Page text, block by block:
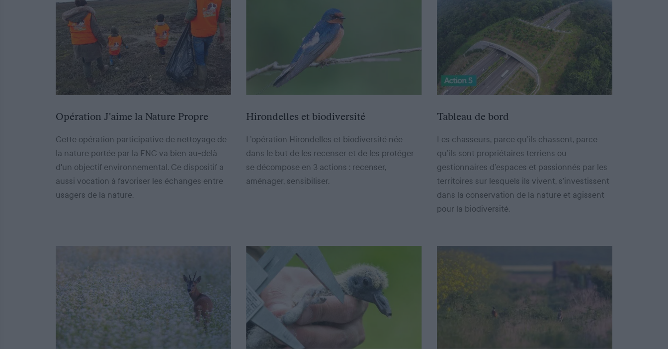
Opération J'aime la Nature Propre
Cette opération participative de nettoyage de
la nature portée par la FNC va bien au-delà
d'un objectif environnemental. Ce dispositif a
aussi vocation à favoriser les échanges entre
usagers de la nature.
Hirondelles et biodiversité
L’opération Hirondelles et biodiversité née
dans le but de les recenser et de les protéger
se décompose en 3 actions : recenser,
aménager, sensibiliser.
Tableau de bord
Les chasseurs, parce qu’ils chassent, parce
qu’ils sont propriétaires terriens ou
gestionnaires d’espaces et passionnés par les
territoires sur lesquels ils vivent, s’investissent
dans la conservation de la nature et agissent
pour la biodiversité.